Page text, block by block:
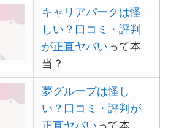
キャリアパークは怪
しい？口コミ・評判
が正直ヤバいって本
当？
夢グループは怪し
い？口コミ・評判が
正直ヤバいって本